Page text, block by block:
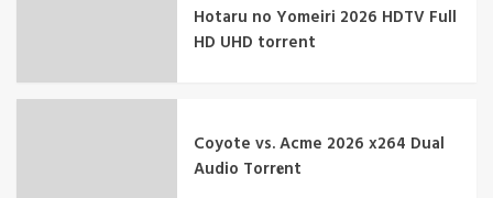
Hotaru no Yomeiri 2026 HDTV Full
HD UHD torrent
Coyote vs. Acme 2026 x264 Dual
Audio Torr𝐞nt